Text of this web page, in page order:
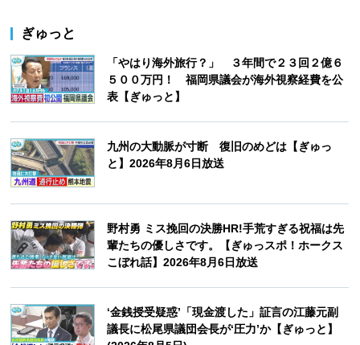
ぎゅっと
「やはり海外旅行？」 ３年間で２３回２億６
５００万円！ 福岡県議会が海外視察経費を公
表【ぎゅっと】
九州の大動脈が寸断 復旧のめどは【ぎゅっ
と】2026年8月6日放送
野村勇 ミス挽回の決勝HR!手荒すぎる祝福は先
輩たちの優しさです。【ぎゅっスポ！ホークス
こぼれ話】2026年8月6日放送
‘金銭授受疑惑’「現金渡した」証言の江藤元副
議長に松尾県議団会長が‘圧力’か【ぎゅっと】